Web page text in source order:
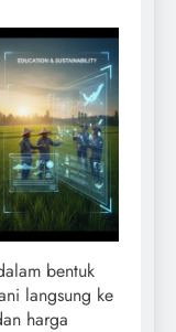
bentuk
langsung ke
harga